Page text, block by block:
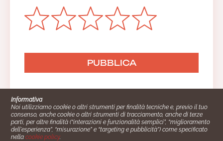
Informativa
Noi utilizziamo cookie o altri strumenti per finalità tecniche e, previo il tuo
consenso, anche cookie o altri strumenti di tracciamento, anche di terze
parti, per altre finalità (“interazioni e funzionalità semplici”, “miglioramento
dell'esperienza”, “misurazione” e “targeting e pubblicità”) come specificato
nellacookie policy.